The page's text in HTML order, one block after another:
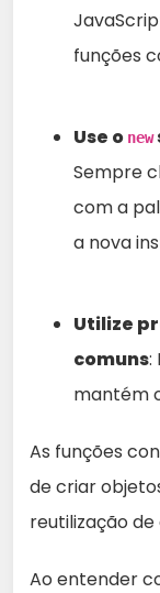
funções
Use o new
Sempre
com a
a nova
Utilize
comuns:
mantém
As funções
de criar
reutilização
Ao entender